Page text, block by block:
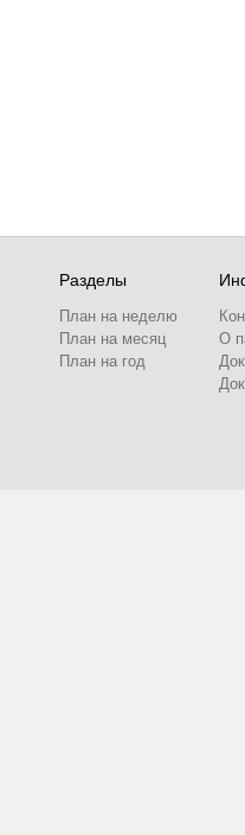
Разделы
План на неделю
План на месяц
План на год
О